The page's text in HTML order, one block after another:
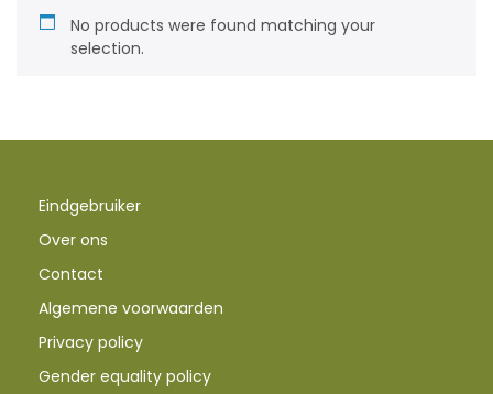
No products were found matching your
selection.
Eindgebruiker
Over ons
Contact
Algemene voorwaarden
Privacy policy
Gender equality policy